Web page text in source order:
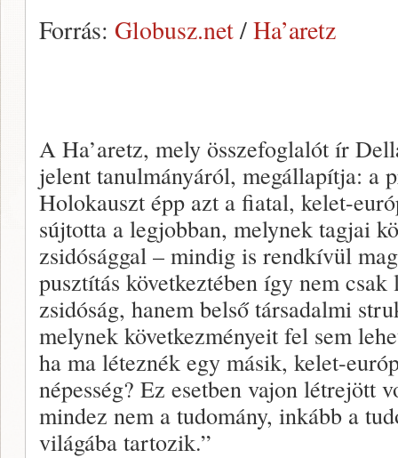
Forrás: Globusz.net/Ha’aretz
A Ha’aretz, mely összefoglalót ír
jelent tanulmányáról, megállapítja: a
Holokauszt épp azt a fiatal, kelet-
sújtotta a legjobban, melynek tagjai
zsidósággal – mindig is rendkívül
pusztítás következtében így nem csak
zsidóság, hanem belső társadalmi
melynek következményeit fel sem
ha ma léteznék egy másik, kelet-
népesség? Ez esetben vajon létrejött
mindez nem a tudomány, inkább a
világába tartozik.”